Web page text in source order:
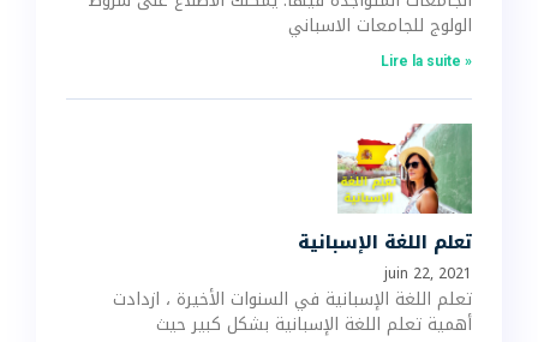
الولوج للجامعات الاسباني
Lire la suite »
تعلم اللغة الإسبانية
juin 22, 2021
تعلم اللغة الإسبانية في السنوات الأخيرة ، ازدادت
أهمية تعلم اللغة الإسبانية بشكل كبير حيث